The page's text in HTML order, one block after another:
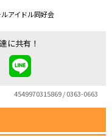
アイドル同好会
に共有！
4549970315869 / 0363-0663